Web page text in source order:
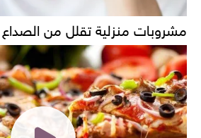
مشروبات منزلية تقلل من